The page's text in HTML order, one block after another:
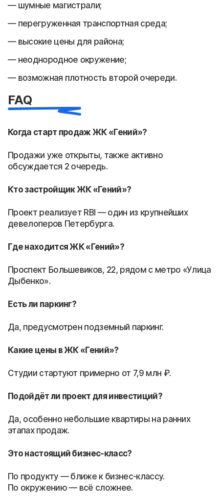
шумные магистрали;
перегруженная транспортная среда;
высокие цены для района;
неоднородное окружение;
возможная плотность второй очереди.
FAQ
Когда старт продаж ЖК «Гений»?
Продажи уже открыты, также активно
обсуждается 2 очередь.
Кто застройщик ЖК «Гений»?
Проект реализует RBI — один из крупнейших
девелоперов Петербурга.
Где находится ЖК «Гений»?
Проспект Большевиков, 22, рядом с метро «Улица
Дыбенко».
Есть ли паркинг?
Да, предусмотрен подземный паркинг.
Какие цены в ЖК «Гений»?
Студии стартуют примерно от 7,9 млн ₽.
Подойдёт ли проект для инвестиций?
Да, особенно небольшие квартиры на ранних
этапах продаж.
Это настоящий бизнес-класс?
По продукту — ближе к бизнес-классу.
По окружению — всё сложнее.